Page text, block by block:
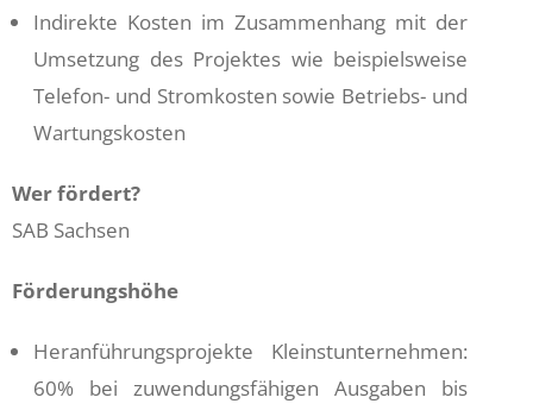
Indirekte Kosten im Zusammenhang mit der
Umsetzung des Projektes wie beispielsweise
Telefon- und Stromkosten sowie Betriebs- und
Wartungskosten
Wer fördert?
SAB Sachsen
Förderungshöhe
Heranführungsprojekte Kleinstunternehmen:
60% bei zuwendungsfähigen Ausgaben bis